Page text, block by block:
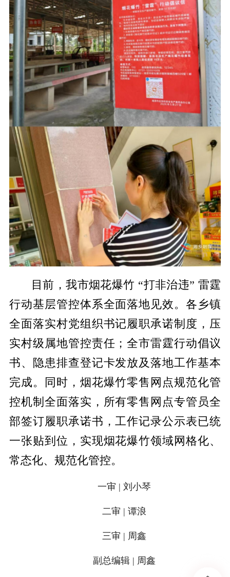
目前，我市烟花爆竹 “打非治违” 雷霆
行动基层管控体系全面落地见效。各乡镇
全面落实村党组织书记履职承诺制度，压
实村级属地管控责任；全市雷霆行动倡议
书、隐患排查登记卡发放及落地工作基本
完成。同时，烟花爆竹零售网点规范化管
控机制全面落实，所有零售网点专管员全
部签订履职承诺书，工作记录公示表已统
一张贴到位，实现烟花爆竹领域网格化、
常态化、规范化管控。
一审 | 刘小琴
二审 | 谭浪
三审 | 周鑫
副总编辑 | 周鑫